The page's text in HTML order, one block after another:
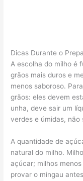
Dicas Durante o
A escolha do milho é
grãos mais duros e
menos saboroso.
grãos: eles devem
unha, deve sair um
verdes e úmidas, não
A quantidade de
natural do milho.
açúcar; milhos
provar o mingau